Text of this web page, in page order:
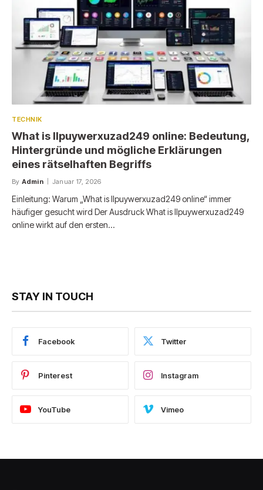
TECHNIK
What is llpuywerxuzad249 online: Bedeutung,
Hintergründe und mögliche Erklärungen
eines rätselhaften Begriffs
By Admin Januar 17, 2026
Einleitung: Warum „What is llpuywerxuzad249 online“ immer
häufiger gesucht wird Der Ausdruck What is llpuywerxuzad249
online wirkt auf den ersten…
STAY IN TOUCH
Facebook Twitter
Pinterest Instagram
YouTube Vimeo